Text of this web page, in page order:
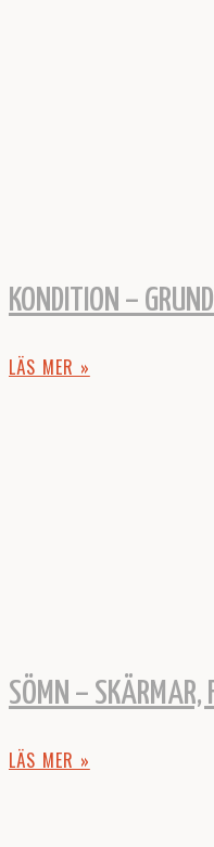
KONDITION –
LÄS MER »
SÖMN – SKÄRMAR,
LÄS MER »